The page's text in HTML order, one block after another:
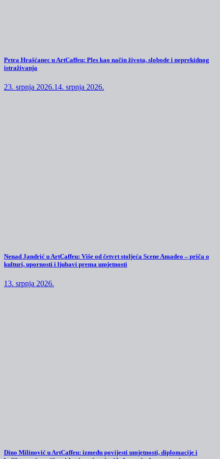
Petra Hrašćanec u ArtCaffeu: Ples kao način života, slobode i neprekidnog
istraživanja
23. srpnja 2026.14. srpnja 2026.
Nenad Jandrić u ArtCaffeu: Više od četvrt stoljeća Scene Amadeo – priča o
kulturi, upornosti i ljubavi prema umjetnosti
13. srpnja 2026.
Dino Milinović u ArtCaffeu: između povijesti umjetnosti, diplomacije i